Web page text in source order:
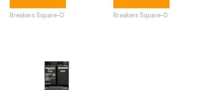
Breakers Square-D Breakers Square-D